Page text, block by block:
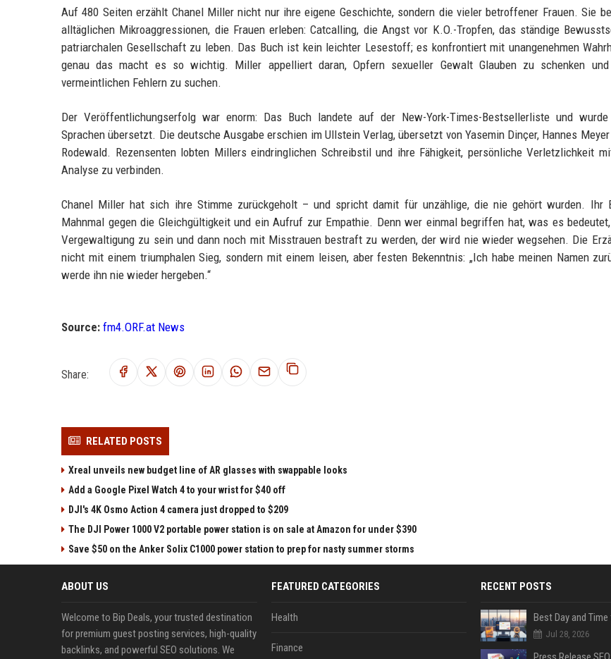
Auf 480 Seiten erzählt Chanel Miller nicht nur ihre eigene Geschichte, sondern die vieler betroffener Frauen. Sie
alltäglichen Mikroaggressionen, die Frauen erleben: Catcalling, die Angst vor K.O.-Tropfen, das ständige
patriarchalen Gesellschaft zu leben. Das Buch ist kein leichter Lesestoff; es konfrontiert mit unangenehmen
genau das macht es so wichtig. Miller appelliert daran, Opfern sexueller Gewalt Glauben zu schenken
vermeintlichen Fehlern zu suchen.
Der Veröffentlichungserfolg war enorm: Das Buch landete auf der New-York-Times-Bestsellerliste und
Sprachen übersetzt. Die deutsche Ausgabe erschien im Ullstein Verlag, übersetzt von Yasemin Dinçer, Hannes
Rodewald. Rezensenten lobten Millers eindringlichen Schreibstil und ihre Fähigkeit, persönliche Verletzlichkeit
Analyse zu verbinden.
Chanel Miller hat sich ihre Stimme zurückgeholt – und spricht damit für unzählige, die nie gehört wurden. Ihr
Mahnmal gegen die Gleichgültigkeit und ein Aufruf zur Empathie. Denn wer einmal begriffen hat, was es
Vergewaltigung zu sein und dann noch mit Misstrauen bestraft zu werden, der wird nie wieder wegsehen. Die
nicht mit einem triumphalen Sieg, sondern mit einem leisen, aber festen Bekenntnis: „Ich habe meinen Namen
werde ihn nie wieder hergeben.“
Source: fm4.ORF.at News
Share:
RELATED POSTS
Xreal unveils new budget line of AR glasses with swappable looks
Add a Google Pixel Watch 4 to your wrist for $40 off
DJI's 4K Osmo Action 4 camera just dropped to $209
The DJI Power 1000 V2 portable power station is on sale at Amazon for under $390
Save $50 on the Anker Solix C1000 power station to prep for nasty summer storms
ABOUT US
Welcome to Bip Deals, your trusted destination
for premium guest posting services, high-quality
backlinks, and powerful SEO solutions. We
FEATURED CATEGORIES
Health
Finance
RECENT POSTS
Jul 28, 2026